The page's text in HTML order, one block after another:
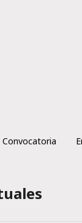
Convocatoria